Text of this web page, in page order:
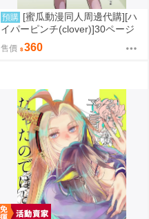
預購 [蜜瓜動漫同人周邊代購][ハ
イパーピンチ(clover)]30ページ
後に挿入される欲求不満ぽっち
ゃりおばさん(同人誌)
售價 360